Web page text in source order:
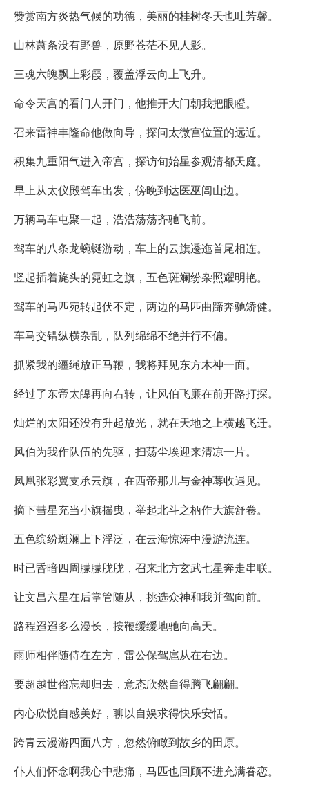
赞赏南方炎热气候的功德，美丽的桂树冬天也吐芳馨。
山林萧条没有野兽，原野苍茫不见人影。
三魂六魄飘上彩霞，覆盖浮云向上飞升。
命令天宫的看门人开门，他推开大门朝我把眼瞪。
召来雷神丰隆命他做向导，探问太微宫位置的远近。
积集九重阳气进入帝宫，探访旬始星参观清都天庭。
早上从太仪殿驾车出发，傍晚到达医巫闾山边。
万辆马车屯聚一起，浩浩荡荡齐驰飞前。
驾车的八条龙蜿蜒游动，车上的云旗逶迤首尾相连。
竖起插着旄头的霓虹之旗，五色斑斓纷杂照耀明艳。
驾车的马匹宛转起伏不定，两边的马匹曲蹄奔驰矫健。
车马交错纵横杂乱，队列绵绵不绝并行不偏。
抓紧我的缰绳放正马鞭，我将拜见东方木神一面。
经过了东帝太皞再向右转，让风伯飞廉在前开路打探。
灿烂的太阳还没有升起放光，就在天地之上横越飞迁。
风伯为我作队伍的先驱，扫荡尘埃迎来清凉一片。
凤凰张彩翼支承云旗，在西帝那儿与金神蓐收遇见。
摘下彗星充当小旗摇曳，举起北斗之柄作大旗舒卷。
五色缤纷斑斓上下浮泛，在云海惊涛中漫游流连。
时已昏暗四周朦朦胧胧，召来北方玄武七星奔走串联。
让文昌六星在后掌管随从，挑选众神和我并驾向前。
路程迢迢多么漫长，按鞭缓缓地驰向高天。
雨师相伴随侍在左方，雷公保驾扈从在右边。
要超越世俗忘却归去，意态欣然自得腾飞翩翩。
内心欣悦自感美好，聊以自娱求得快乐安恬。
跨青云漫游四面八方，忽然俯瞰到故乡的田原。
仆人们怀念啊我心中悲痛，马匹也回顾不进充满眷恋。